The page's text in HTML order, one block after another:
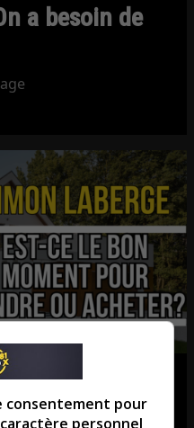
a besoin de
pour vendre
consentement pour
personnel